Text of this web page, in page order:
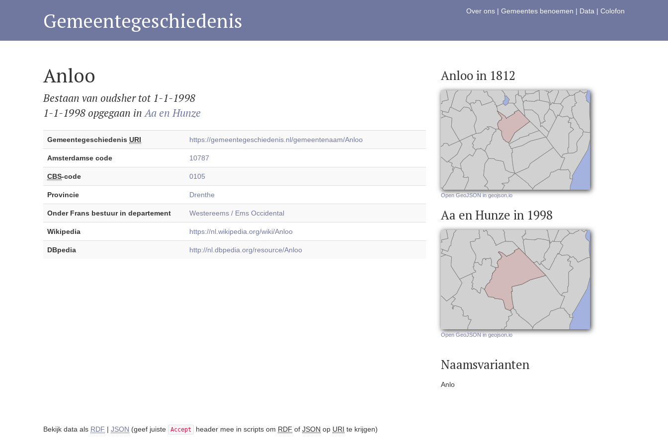
Over ons | Gemeentes benoemen | Data | Colofon
Gemeentegeschiedenis
Anloo
Bestaan van oudsher tot 1-1-1998
1-1-1998 opgegaan inAa en Hunze
Gemeentegeschiedenis URI https://gemeentegeschiedenis.nl/gemeentenaam/Anloo
Amsterdamse code 10787
CBS-code 0105
Provincie Drenthe
Onder Frans bestuur in departement Westereems / Ems Occidental
Wikipedia https://nl.wikipedia.org/wiki/Anloo
DBpedia http://nl.dbpedia.org/resource/Anloo
Anloo in 1812
Open GeoJSON in geojson.io
Aa en Hunze in 1998
Open GeoJSON in geojson.io
Naamsvarianten
Anlo
Bekijk data als RDF | JSON (geef juiste Accept header mee in scripts om RDF of JSON op URI te krijgen)